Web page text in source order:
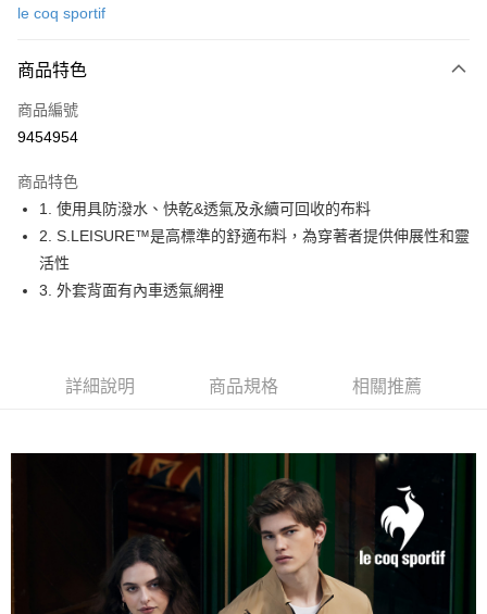
LINE Pay
Apple Pay
悠遊付
大哥付你分期
相關說明
【大哥付你分期使用說明】
1.本服務由台灣大哥大提供，台灣大哥大用戶可立即使用無須另外申請。
3.實際核准額度、可分期數及費用金額請依後續交易確認頁面所載為準。
1.分期款項不併入電信帳單，「大哥付你分期」於每月結算日後寄送繳費提
2.透過簡訊連結打開帳單後，可選擇「超商條碼／台灣大直營門市／銀行轉
帳／街口支付／iPASS MONEY」等通路繳費。
1.本服務係由「台灣大哥大股份有限公司」（以下簡稱本公司）所提供，讓
AFTEE先享後付
便利好安心！
【「AFTEE先享後付」結帳流程】
１．於結帳方式選擇「AFTEE先享後付」後，將跳轉至「AFTEE先享後付」
結帳頁面，進行簡訊認證並確認金額後，即可完成結帳。
２．訂單成立數日內，您將收到繳費通知簡訊。
３．收到繳費通知簡訊後14天內，點擊此簡訊中的連結，可透過四大超商／
ATM／網路銀行／等多元方式進行付款，方視為交易完成。
※ 請注意：結帳手續完成當下不需立刻繳費，但若您需要取消訂單，請聯絡
全家取貨付款
萊爾富取貨付款
le coq sportif
商品特色
商品編號
9454954
商品特色
1. 使用具防潑水、快乾&透氣及永續可回收的布料
2. S.LEISURE™是高標準的舒適布料，為穿著者提供伸展性和靈
活性
3. 外套背面有內車透氣網裡
詳細說明 商品規格 相關推薦